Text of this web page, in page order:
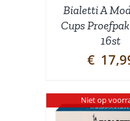
Bialetti A
Cups
16st
€
Niet op